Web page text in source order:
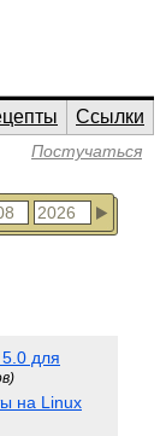
Ссылки
Постучаться
для
на Linux